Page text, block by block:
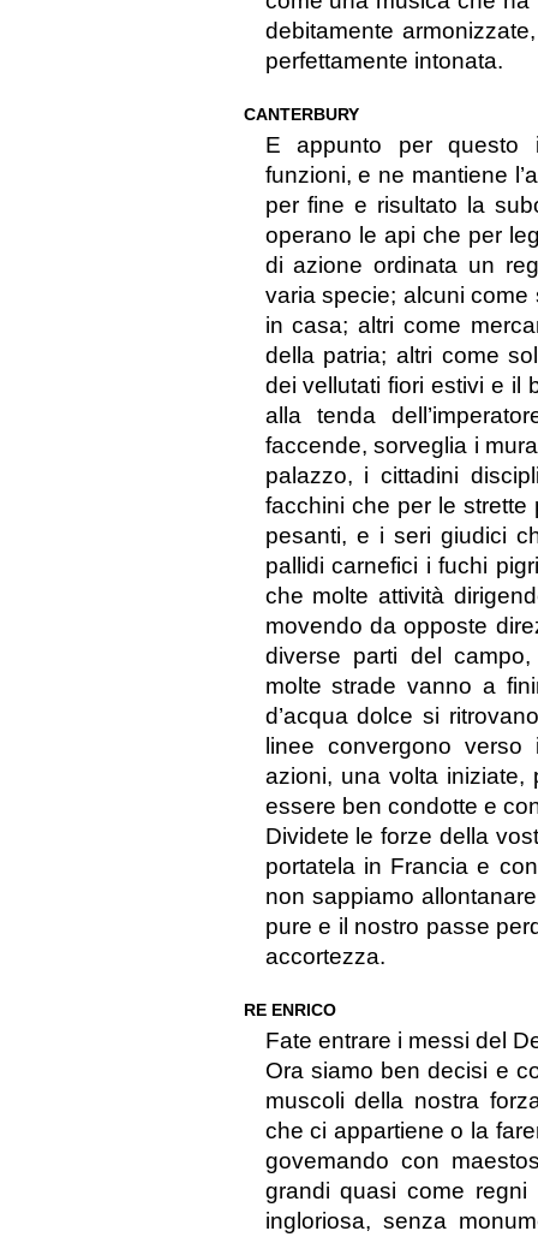
debitamente
perfettamente intonata.
CANTERBURY
E appunto per questo
funzioni, e ne mantiene
per fine e risultato la
operano le api che per
di azione ordinata un
varia specie; alcuni
in casa; altri come
della patria; altri come
dei vellutati fiori estivi e il
alla tenda
faccende, sorveglia i
palazzo, i cittadini
facchini che per le
pesanti, e i seri giudici
pallidi carnefici i fuchi
che molte attività
movendo da opposte
diverse parti del
molte strade vanno a
d’acqua dolce si
linee convergono
azioni, una volta
essere ben condotte e
Dividete le forze della
portatela in Francia e
non sappiamo
pure e il nostro passe
accortezza.
RE ENRICO
Fate entrare i messi del
Ora siamo ben decisi e
muscoli della nostra
che ci appartiene o la
govemando con
grandi quasi come regni
ingloriosa, senza